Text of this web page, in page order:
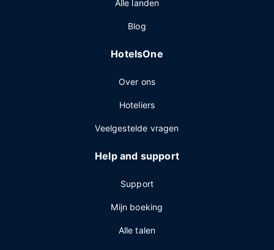
Alle landen
Blog
HotelsOne
Over ons
Hoteliers
Veelgestelde vragen
Help and support
Support
Mijn boeking
Alle talen